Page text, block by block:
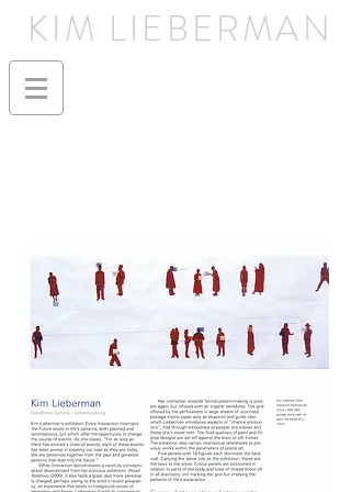
KIM LIEBERMAN